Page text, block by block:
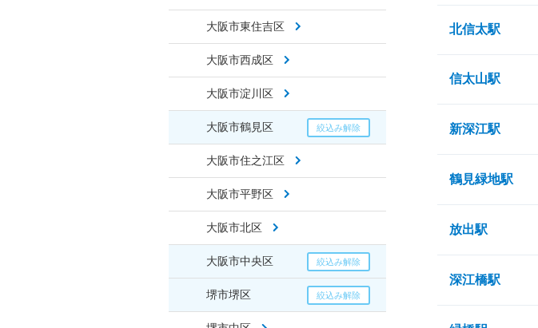
大阪市東住吉区
大阪市西成区
大阪市淀川区
大阪市鶴見区
大阪市住之江区
大阪市平野区
大阪市北区
大阪市中央区
堺市堺区
北信太駅
信太山駅
新深江駅
鶴見緑地駅
放出駅
深江橋駅